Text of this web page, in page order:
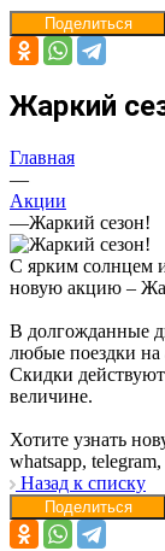
Поделиться
Жаркий
Главная
—
Акции
—Жаркий сезон!
С ярким солнцем
новую акцию –
В долгожданные
любые поездки на
Скидки
величине.
Хотите узнать
whatsapp,
Назад к списку
Поделиться